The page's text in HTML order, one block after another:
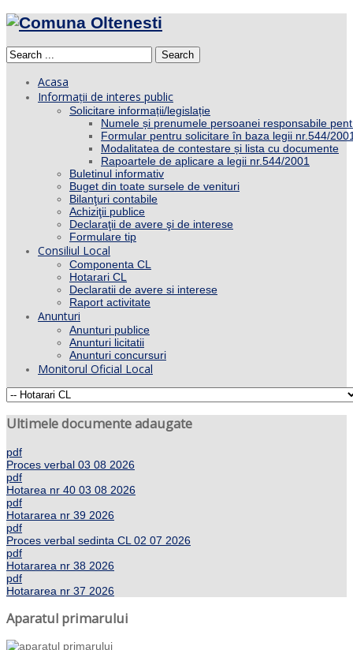
Search
Acasa
Informații de interes public
Solicitare informații/legislație
Numele și prenumele persoanei responsabile
Formular pentru solicitare în baza legii nr.544/
Modalitatea de contestare și lista cu documente
Rapoartele de aplicare a legii nr.544/2001
Buletinul informativ
Buget din toate sursele de venituri
Bilanţuri contabile
Achiziţii publice
Declaraţii de avere şi de interese
Formulare tip
Consiliul Local
Componenta CL
Hotarari CL
Declaratii de avere si interese
Raport activitate
Anunturi
Anunturi publice
Anunturi licitatii
Anunturi concursuri
Monitorul Oficial Local
Ultimele documente adaugate
pdf
Proces verbal 03 08 2026
pdf
Hotarea nr 40 03 08 2026
pdf
Hotararea nr 39 2026
pdf
Proces verbal sedinta CL 02 07 2026
pdf
Hotararea nr 38 2026
pdf
Hotararea nr 37 2026
Aparatul primarului